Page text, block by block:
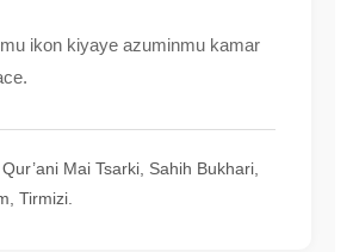
ikon kiyaye azuminmu kamar
Qur’ani Mai Tsarki, Sahih Bukhari,
Tirmizi.